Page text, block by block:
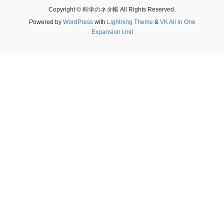
Copyright © 科学のネタ帳 All Rights Reserved.
Powered by WordPresswith Lightning Theme & VK All in One
Expansion Unit